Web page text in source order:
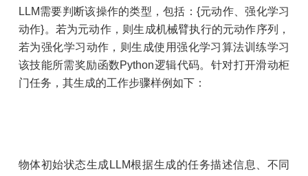
LLM需要判断该操作的类型，包括：{元动作、强化学习
动作}。若为元动作，则生成机械臂执行的元动作序列，
若为强化学习动作，则生成使用强化学习算法训练学习
该技能所需奖励函数Python逻辑代码。针对打开滑动柜
门任务，其生成的工作步骤样例如下：
物体初始状态生成LLM根据生成的任务描述信息、不同